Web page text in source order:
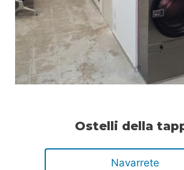
Ostelli della
Navarrete